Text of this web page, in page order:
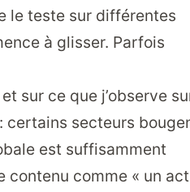
le teste sur différentes
à glisser. Parfois
sur ce que j’observe
certains secteurs
est suffisamment
contenu comme « un